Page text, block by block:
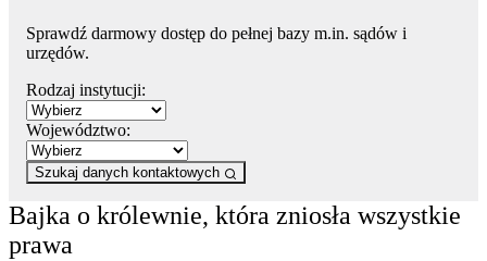
Sprawdź darmowy dostęp do pełnej bazy m.in. sądów i
urzędów.
Rodzaj instytucji:
Województwo:
Szukaj danych kontaktowych
Bajka o królewnie, która zniosła wszystkie
prawa